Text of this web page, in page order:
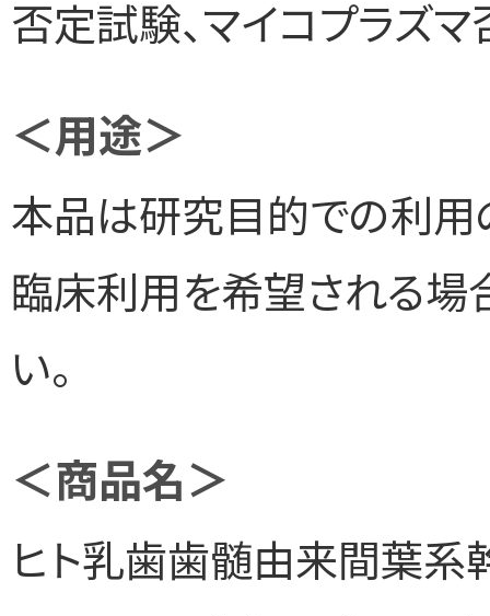
否定試験、マイコプラズ
＜用途＞
本品は研究目的での利用
臨床利用を希望される場
い。
＜商品名＞
ヒト乳歯歯髄由来間葉